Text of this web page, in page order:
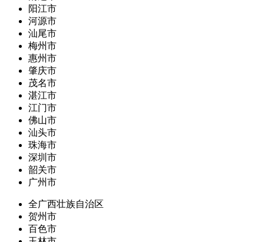
阳江市
河源市
汕尾市
梅州市
惠州市
肇庆市
茂名市
湛江市
江门市
佛山市
汕头市
珠海市
深圳市
韶关市
广州市
全广西壮族自治区
贺州市
百色市